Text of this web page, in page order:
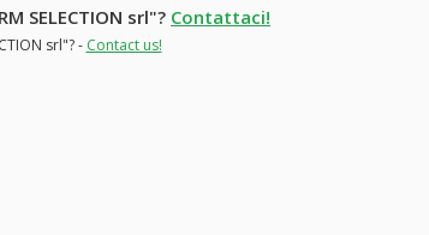
SELECTION srl"? Contattaci!
srl"? - Contact us!